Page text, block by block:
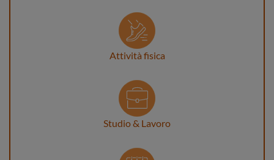
Attività fisica
Studio & Lavoro